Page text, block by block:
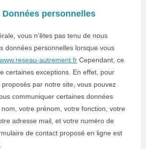
personnelles
vous n’êtes pas tenu de nous
données personnelles lorsque vous
www.reseau-autrement.fr Cependant, ce
certaines exceptions. En effet, pour
par notre site, vous pouvez
communiquer certaines données
votre prénom, votre fonction, votre
adresse mail, et votre numéro de
de contact proposé en ligne est